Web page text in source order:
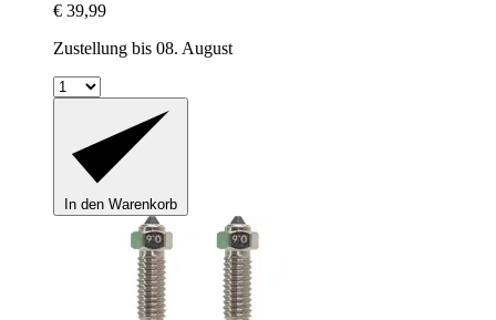
€ 39,99
Zustellung bis 08. August
In den Warenkorb